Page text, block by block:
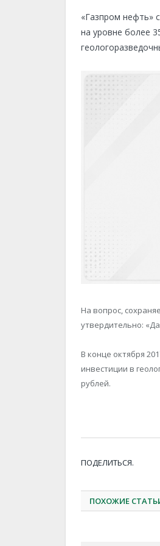
«Газпром нефть»
на уровне более
На вопрос,
утвердительно:
В конце октября
инвестиции в
рублей.
ПОДЕЛИТЬСЯ.
ПОХОЖИЕ